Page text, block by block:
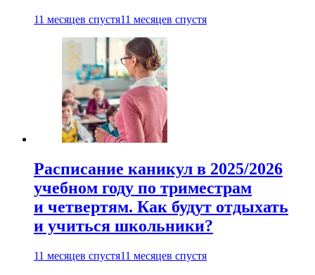
11 месяцев спустя11 месяцев спустя
Расписание каникул в 2025/2026
учебном году по триместрам
и четвертям. Как будут отдыхать
и учиться школьники?
11 месяцев спустя11 месяцев спустя